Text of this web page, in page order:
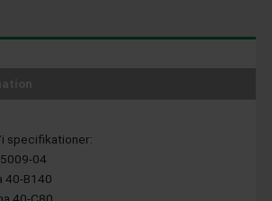
specifikationer:
04
40-B140